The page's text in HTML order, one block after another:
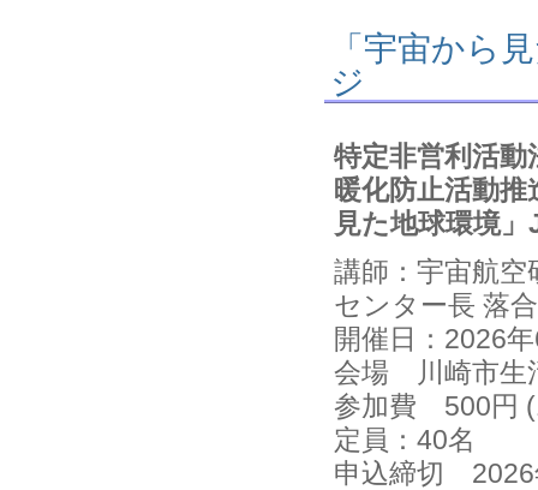
「宇宙から
ジ
特定非営利活
暖化防止活動
見た地球環境
講師：宇宙航空
センター長 落
開催日：2026
会場 川崎市生
参加費 500円
定員：40名
申込締切 2026